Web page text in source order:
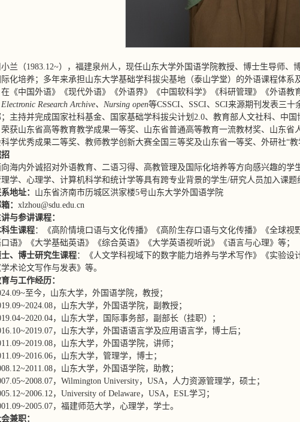
小兰（1983.12~），福建泉州人，现任山东大学外国语学院教授、博士生导师
化培养；多年来承担山东大学基础学科拔尖基地（泰山学堂）的外语课程体
《中国外语》《现代外语》《外语界》《中国软科学》《科研管理》《外语
Electronic Research Archive、Nursing open等CSSCI、SSCI、SCI来源期刊发表三
主持并完成国家社科基金、国家基础学科拔尖计划2.0、教育部人文社科、中
获山东省高等教育教学成果一等奖、山东省普通高等教育一流教材奖、山东
学优秀成果二等奖、教师教学创新大赛全国三等奖及山东省一等奖、外研社“教
向海内外诚招对外语教育、二语习得、高教管理及国际化培养等方向感兴趣的学
学、心理学、计算机科学和统计学等具有跨专业背景的学生/研究人员加入课题
地址： 山东省济南市历城区洪家楼5号山东大学外国语学院
： xlzhou@sdu.edu.cn
与参讲课程：
生课程：《高阶情境口语与文化传播》《高阶生存口语与文化传播》《全球视
口语》《大学基础英语》《综合英语》《大学英语视听说》《语言与心理》等；
、博士研究生课程：《人文学科视域下的数字能力培养与学术写作》《实验
术论文写作与发表》等。
与工作经历：
至今，山东大学，外国语学院，教授；
，山东大学，外国语学院，副教授；
，山东大学，国际事务部，副部长（挂职）；
，山东大学，外国语语言学及应用语言学，博士后；
，山东大学，外国语学院，讲师；
，山东大学，管理学，博士；
，山东大学，外国语学院，助教；
，Wilmington University，USA，人力资源管理学，硕士；
，University of Delaware，USA，ESL学习；
，福建师范大学，心理学，学士。
兼职：